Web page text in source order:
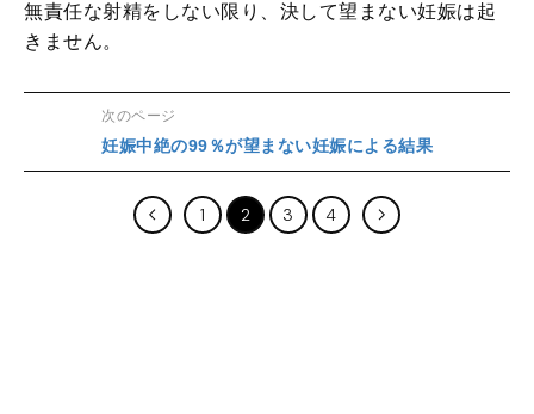
無責任な射精をしない限り、決して望まない妊娠は起
きません。
次のページ
妊娠中絶の99％が望まない妊娠による結果
1 2 3 4